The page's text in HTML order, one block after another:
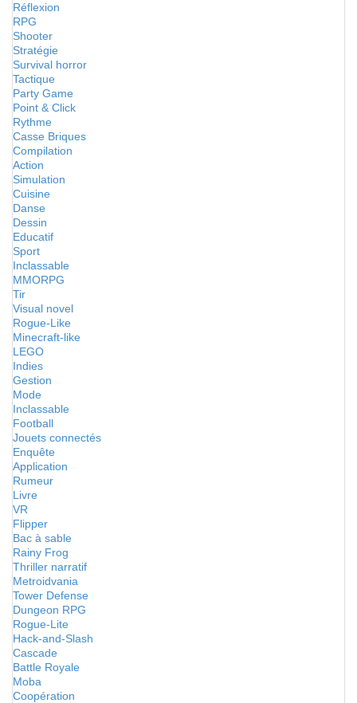
Réflexion
RPG
Shooter
Stratégie
Survival horror
Tactique
Party Game
Point & Click
Rythme
Casse Briques
Compilation
Action
Simulation
Cuisine
Danse
Dessin
Educatif
Sport
Inclassable
MMORPG
Tir
Visual novel
Rogue-Like
Minecraft-like
LEGO
Indies
Gestion
Mode
Inclassable
Football
Jouets connectés
Enquête
Application
Rumeur
Livre
VR
Flipper
Bac à sable
Rainy Frog
Thriller narratif
Metroidvania
Tower Defense
Dungeon RPG
Rogue-Lite
Hack-and-Slash
Cascade
Battle Royale
Moba
Coopération